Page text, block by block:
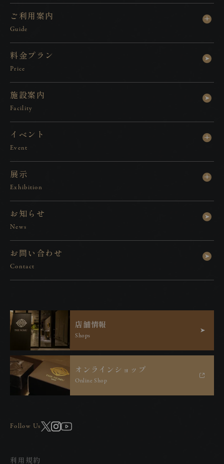
ご 利用 案内
Guide
料金プ ラ ン
Price
施設案 内
Facility
イ ベ ン ト
Event
展示
Exhibition
お知 ら せ
News
お問い 合わ せ
Contact
店舗情報
Shops
オ ン ラ イ ン シ ョ ッ プ
Online Shop
Follow Us
利用規約